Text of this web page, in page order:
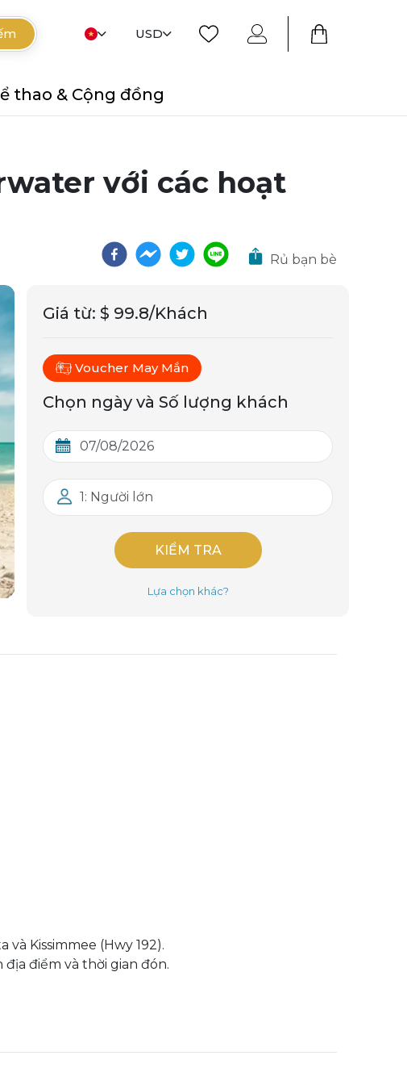
USD
thao & Cộng đồng
với các hoạt
Rủ bạn bè
Giá từ: $ 99.8/Khách
Voucher May Mắn
Chọn ngày và Số lượng khách
1: Người lớn
KIỂM TRA
Lựa chọn khác?
Kissimmee (Hwy 192).
điểm và thời gian đón.